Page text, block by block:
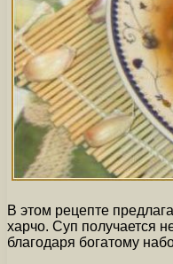
В этом рецепте
харчо. Суп получается
благодаря богатому